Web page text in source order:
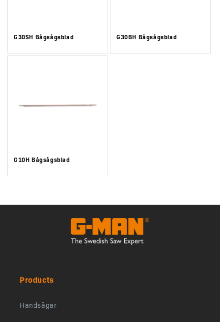
G30SH Bågsågsblad G30BH Bågsågsblad
G10H Bågsågsblad
Products
Handsågar